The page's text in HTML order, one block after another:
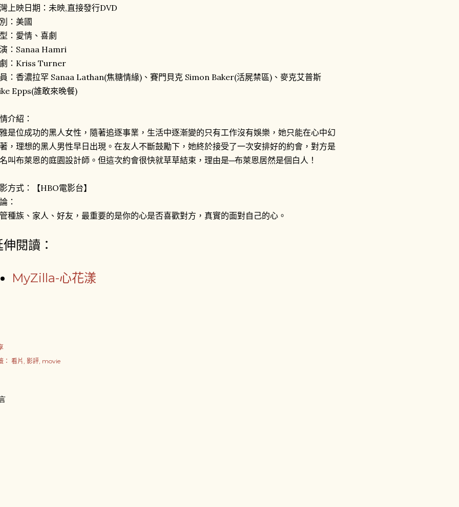
上映日期：未映,直接發行DVD
：美國
：愛情、喜劇
：Sanaa Hamri
：Kriss Turner
：香濃拉罕 Sanaa Lathan(焦糖情緣)、賽門貝克 Simon Baker(活屍禁區)、麥克艾普斯
Epps(誰敢來晚餐)
介紹：
是位成功的黑人女性，隨著追逐事業，生活中逐漸變的只有工作沒有娛樂，她只能在心中幻
，理想的黑人男性早日出現。在友人不斷鼓勵下，她終於接受了一次安排好的約會，對方是
叫布萊恩的庭園設計師。但這次約會很快就草草結束，理由是─布萊恩居然是個白人！
方式：【HBO電影台】
：
種族、家人、好友，最重要的是你的心是否喜歡對方，真實的面對自己的心。
伸閱讀：
MyZilla-心花漾
： 看片 影評 movie